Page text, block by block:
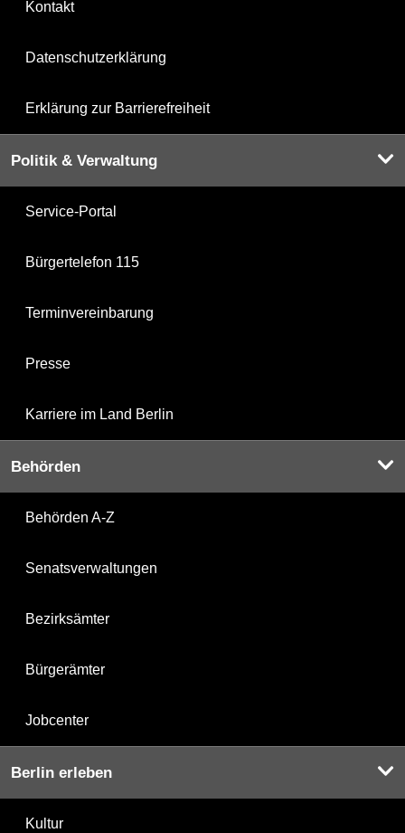
Kontakt
Datenschutzerklärung
Erklärung zur Barrierefreiheit
Politik & Verwaltung
Service-Portal
Bürgertelefon 115
Terminvereinbarung
Presse
Karriere im Land Berlin
Behörden
Behörden A-Z
Senatsverwaltungen
Bezirksämter
Bürgerämter
Jobcenter
Berlin erleben
Kultur